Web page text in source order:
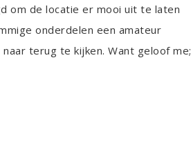
om de locatie er mooi uit te laten
onderdelen een amateur
terug te kijken. Want geloof me;